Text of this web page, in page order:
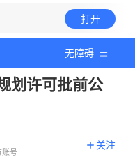
打开
无障碍
划许可批前公
账号
关注